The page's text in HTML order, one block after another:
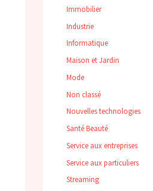
Immobilier
Industrie
Informatique
Maison et Jardin
Mode
Non classé
Nouvelles technologies
Santé Beauté
Service aux entreprises
Service aux particuliers
Streaming